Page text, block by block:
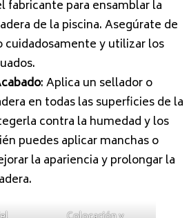
fabricante para ensamblar la
de la piscina. Asegúrate de
cuidadosamente y utilizar los
: Aplica un sellador o
en todas las superficies de la
contra la humedad y los
puedes aplicar manchas o
la apariencia y prolongar la